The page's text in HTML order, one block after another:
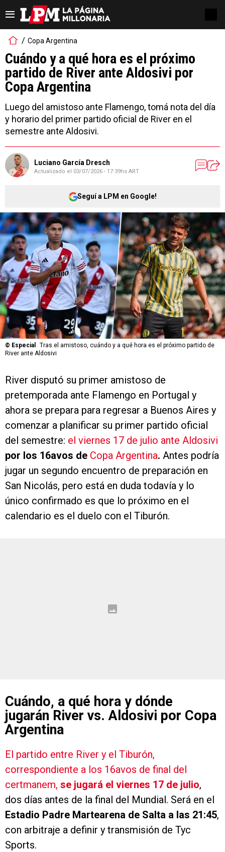
Copa Argentina
Cuándo y a qué hora es el próximo
partido de River ante Aldosivi por
Copa Argentina
Luego del amistoso ante Flamengo, tomá nota del día
y horario del primer partido oficial de River en el
semestre ante Aldosivi.
Luciano García Dresch
Actualizado el 03/07/2026 - 17:39hs ART
Seguí a LPM en Google!
© Especial
Tras el amistoso, cuándo y a qué hora es el próximo partido de
River ante Aldosivi
River disputó su primer amistoso de
pretemporada ante Flamengo en Portugal y
ahora se prepara para regresar a Buenos Aires y
comenzar a planificar su primer partido oficial
del semestre: el viernes 17 de julio ante Aldosivi
por los 16avos de Copa Argentina. Antes podría
jugar un segundo encuentro de preparación en
San Nicolás, pero está en duda todavía y lo
único confirmado es que lo próximo en el
calendario es el duelo con el Tiburón.
Cuándo, a qué hora y dónde
jugarán River vs. Aldosivi por Copa
Argentina
El partido entre River y el Tiburón,
correspondiente a los 16avos de final del
certmanem, se jugará el viernes 17 de julio,
dos días antes de la final del Mundial. Será en el
Estadio Padre Martearena de Salta a las 21:45,
con arbitraje a definir y transmisión de Tyc
Sports.